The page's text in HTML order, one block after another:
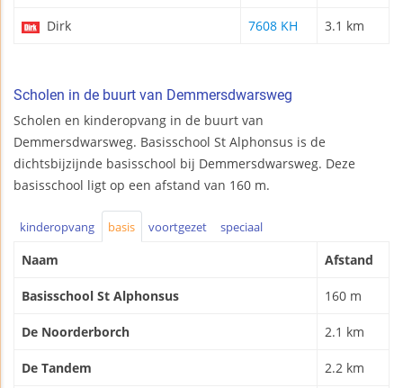
Dirk 7608 KH 3.1 km
Scholen in de buurt van Demmersdwarsweg
Scholen en kinderopvang in de buurt van
Demmersdwarsweg. Basisschool St Alphonsus is de
dichtsbijzijnde basisschool bij Demmersdwarsweg. Deze
basisschool ligt op een afstand van 160 m.
kinderopvang basis voortgezet speciaal
Naam Afstand
Basisschool St Alphonsus 160 m
De Noorderborch 2.1 km
De Tandem 2.2 km